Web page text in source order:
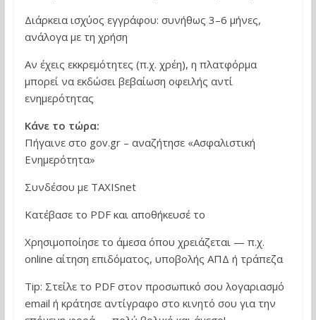
Διάρκεια ισχύος εγγράφου: συνήθως 3–6 μήνες,
ανάλογα με τη χρήση
Αν έχεις εκκρεμότητες (π.χ. χρέη), η πλατφόρμα
μπορεί να εκδώσει βεβαίωση οφειλής αντί
ενημερότητας
Κάνε το τώρα:
Πήγαινε στο gov.gr – αναζήτησε «Ασφαλιστική
Ενημερότητα»
Συνδέσου με TAXISnet
Κατέβασε το PDF και αποθήκευσέ το
Χρησιμοποίησε το άμεσα όπου χρειάζεται — π.χ.
online αίτηση επιδόματος, υποβολής ΑΠΔ ή τράπεζα
Tip: Στείλε το PDF στον προσωπικό σου λογαριασμό
email ή κράτησε αντίγραφο στο κινητό σου για την